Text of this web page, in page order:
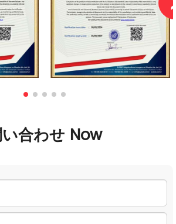
合わせ Now